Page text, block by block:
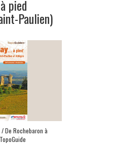
pied
Paulien)
/ De Rochebaron à